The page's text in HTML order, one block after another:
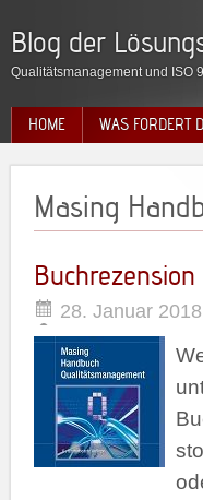
Blog der
Qualitätsmanagement und ISO
HOME WAS FORDERT
Masing
28. Januar 2018